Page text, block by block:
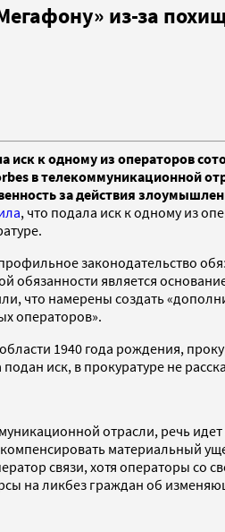
из-за
иск к одному из операторов
в телекоммуникационной
за действия
, что подала иск к одному из
законодательство
обязанности является
что намерены создать
операторов».
1940 года рождения,
иск, в прокуратуре не
отрасли, речь
материальный
связи, хотя операторы со
на ликбез граждан об